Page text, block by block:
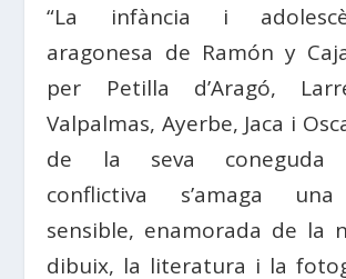
“La infància i
aragonesa de Ramón y
per Petilla d’Aragó,
Valpalmas, Ayerbe, Jaca i
de la seva coneguda
conflictiva s’amaga
sensible, enamorada de la
dibuix, la literatura i la